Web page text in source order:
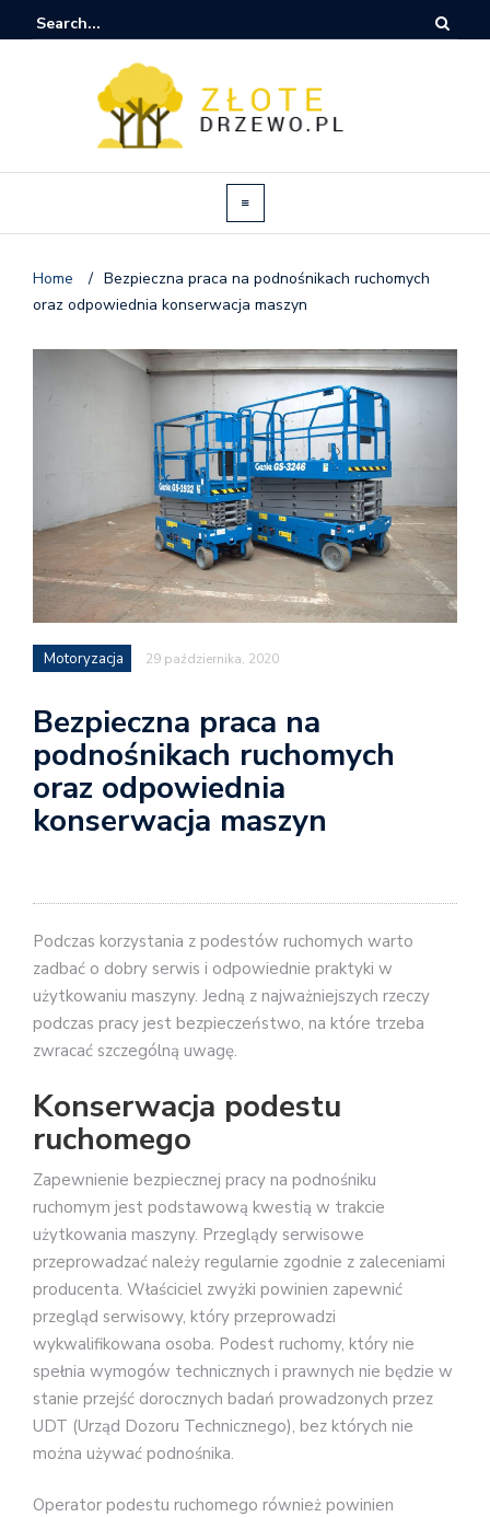
Home / Bezpieczna praca na podnośnikach ruchomych
oraz odpowiednia konserwacja maszyn
Motoryzacja 29 października, 2020
Bezpieczna praca na
podnośnikach ruchomych
oraz odpowiednia
konserwacja maszyn
Podczas korzystania z podestów ruchomych warto
zadbać o dobry serwis i odpowiednie praktyki w
użytkowaniu maszyny. Jedną z najważniejszych rzeczy
podczas pracy jest bezpieczeństwo, na które trzeba
zwracać szczególną uwagę.
Konserwacja podestu
ruchomego
Zapewnienie bezpiecznej pracy na podnośniku
ruchomym jest podstawową kwestią w trakcie
użytkowania maszyny. Przeglądy serwisowe
przeprowadzać należy regularnie zgodnie z zaleceniami
producenta. Właściciel zwyżki powinien zapewnić
przegląd serwisowy, który przeprowadzi
wykwalifikowana osoba. Podest ruchomy, który nie
spełnia wymogów technicznych i prawnych nie będzie w
stanie przejść dorocznych badań prowadzonych przez
UDT (Urząd Dozoru Technicznego), bez których nie
można używać podnośnika.
Operator podestu ruchomego również powinien